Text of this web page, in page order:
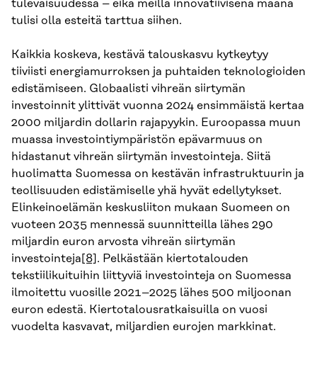
tulevaisuudessa – eikä meillä innovatiivisena maana
tulisi olla esteitä tarttua siihen.
Kaikkia koskeva, kestävä talouskasvu kytkeytyy
tiiviisti energiamurroksen ja puhtaiden teknologioiden
edistämiseen. Globaalisti vihreän siirtymän
investoinnit ylittivät vuonna 2024 ensimmäistä kertaa
2000 miljardin dollarin rajapyykin. Euroopassa muun
muassa investointiympäristön epävarmuus on
hidastanut vihreän siirtymän investointeja. Siitä
huolimatta Suomessa on kestävän infrastruktuurin ja
teollisuuden edistämiselle yhä hyvät edellytykset.
Elinkeinoelämän keskusliiton mukaan Suomeen on
vuoteen 2035 mennessä suunnitteilla lähes 290
miljardin euron arvosta vihreän siirtymän
investointeja[8] . Pelkästään kiertotalouden
tekstiilikuituihin liittyviä investointeja on Suomessa
ilmoitettu vuosille 2021–2025 lähes 500 miljoonan
euron edestä. Kiertotalousratkaisuilla on vuosi
vuodelta kasvavat, miljardien eurojen markkinat.